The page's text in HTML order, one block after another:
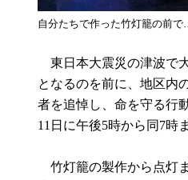
自分たちで作った竹灯籠の前
東日本大震災の津波で
となるのを前に、地区内
者を追悼し、命を守る行
11日に午後5時から同7時
竹灯籠の製作から点灯